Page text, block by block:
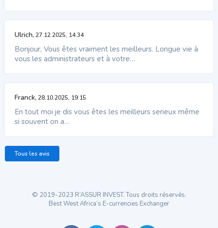
Ulrich, 27.12.2025, 14:34
Bonjour, Vous êtes vraiment les meilleurs. Longue vie à
vous les administrateurs et à votre…
Franck, 28.10.2025, 19:15
En tout moi je dis vous êtes les meilleurs serieux même
si souvent on a…
Tous les avis
© 2019-2023 R’ASSUR INVEST. Tous droits réservés.
Best West Africa’s E-currencies Exchanger